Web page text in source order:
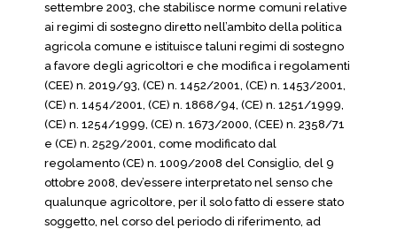
settembre 2003, che stabilisce norme comuni relative
ai regimi di sostegno diretto nell’ambito della politica
agricola comune e istituisce taluni regimi di sostegno
a favore degli agricoltori e che modifica i regolamenti
(CEE) n. 2019/93, (CE) n. 1452/2001, (CE) n. 1453/2001,
(CE) n. 1454/2001, (CE) n. 1868/94, (CE) n. 1251/1999,
(CE) n. 1254/1999, (CE) n. 1673/2000, (CEE) n. 2358/71
e (CE) n. 2529/2001, come modificato dal
regolamento (CE) n. 1009/2008 del Consiglio, del 9
ottobre 2008, dev’essere interpretato nel senso che
qualunque agricoltore, per il solo fatto di essere stato
soggetto, nel corso del periodo di riferimento, ad